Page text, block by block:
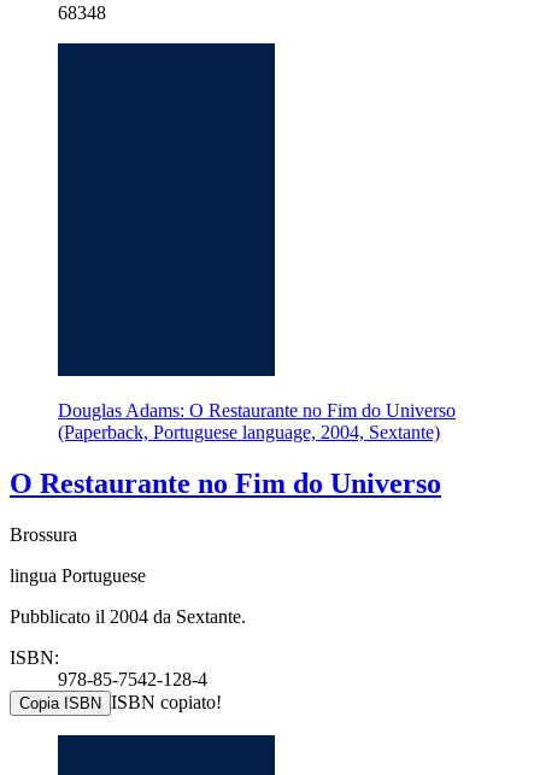
68348
Douglas Adams: O Restaurante no Fim do Universo
(Paperback, Portuguese language, 2004, Sextante)
O Restaurante no Fim do Universo
Brossura
lingua Portuguese
Pubblicato il 2004 da Sextante.
ISBN:
978-85-7542-128-4
Copia ISBN ISBN copiato!